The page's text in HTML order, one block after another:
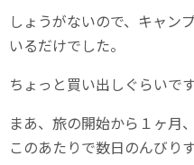
しょうがないので、キャン
いるだけでした。
ちょっと買い出しぐらいです
まあ、旅の開始から１ヶ月
このあたりで数日のんびり